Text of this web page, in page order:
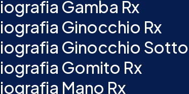
Gamba Rx
Ginocchio Rx
Ginocchio
Gomito Rx
Mano Rx